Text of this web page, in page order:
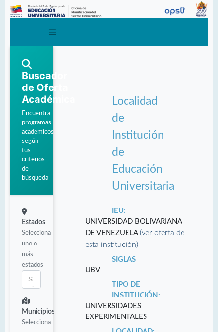
Buscador
de Oferta
Académica
Encuentra
programas
académicos
según
tus
criterios
de
búsqueda
Estados
Selecciona
uno o
más
estados
Municipios
Selecciona
Localidad
de
Institución
de
Educación
Universitaria
IEU:
UNIVERSIDAD BOLIVARIANA
DE VENEZUELA (ver oferta de
esta institución)
SIGLAS
UBV
TIPO DE
INSTITUCIÓN:
UNIVERSIDADES
EXPERIMENTALES